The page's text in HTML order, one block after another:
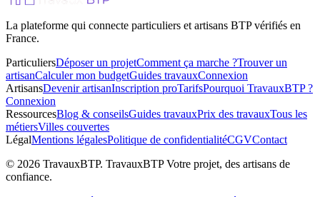
La plateforme qui connecte particuliers et artisans BTP vérifiés en
France.
ParticuliersDéposer un projetComment ça marche ?Trouver un
artisanCalculer mon budgetGuides travauxConnexion
ArtisansDevenir artisanInscription proTarifsPourquoi TravauxBTP ?
Connexion
RessourcesBlog & conseilsGuides travauxPrix des travauxTous les
métiersVilles couvertes
LégalMentions légalesPolitique de confidentialitéCGVContact
© 2026 TravauxBTP. TravauxBTP Votre projet, des artisans de
confiance.